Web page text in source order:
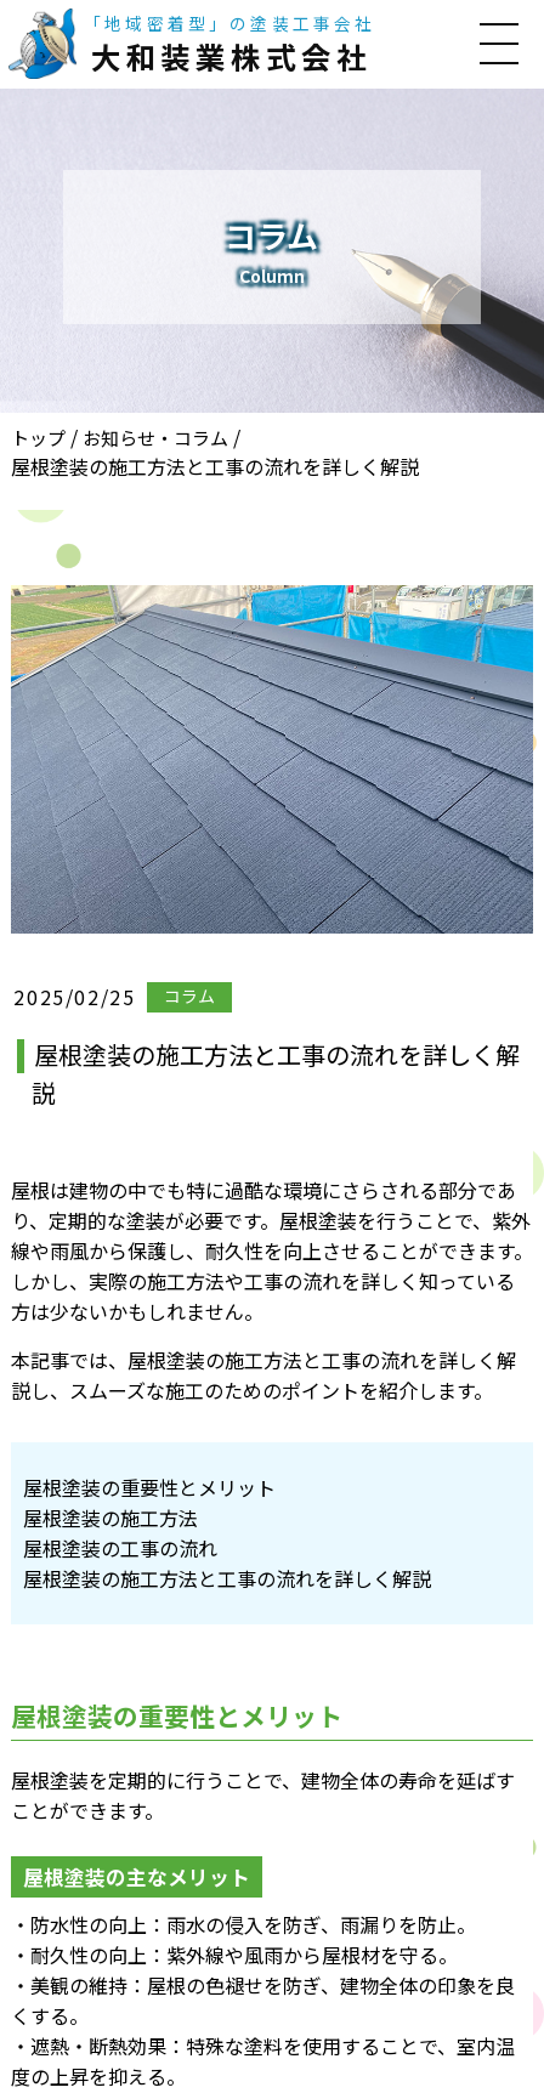
「地域密着型」の塗装工事会社
大和装業株式会社
コラム
Column
トップ/ お知らせ・コラム /
屋根塗装の施工方法と工事の流れを詳しく解説
2025/02/25 コラム
屋根塗装の施工方法と工事の流れを詳しく解
説
屋根は建物の中でも特に過酷な環境にさらされる部分であ
り、定期的な塗装が必要です。屋根塗装を行うことで、紫外
線や雨風から保護し、耐久性を向上させることができます。
しかし、実際の施工方法や工事の流れを詳しく知っている
方は少ないかもしれません。
本記事では、屋根塗装の施工方法と工事の流れを詳しく解
説し、スムーズな施工のためのポイントを紹介します。
屋根塗装の重要性とメリット
屋根塗装の施工方法
屋根塗装の工事の流れ
屋根塗装の施工方法と工事の流れを詳しく解説
屋根塗装の重要性とメリット
屋根塗装を定期的に行うことで、建物全体の寿命を延ばす
ことができます。
屋根塗装の主なメリット
・防水性の向上：雨水の侵入を防ぎ、雨漏りを防止。
・耐久性の向上：紫外線や風雨から屋根材を守る。
・美観の維持：屋根の色褪せを防ぎ、建物全体の印象を良
くする。
・遮熱・断熱効果：特殊な塗料を使用することで、室内温
度の上昇を抑える。